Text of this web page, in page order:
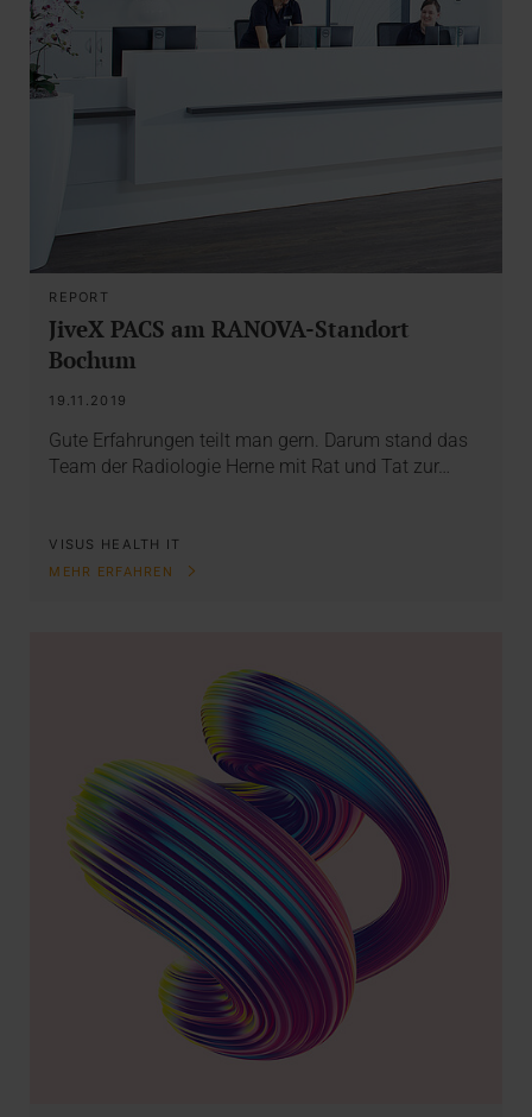
REPORT
JiveX PACS am RANOVA-Standort
Bochum
19.11.2019
Gute Erfahrungen teilt man gern. Darum stand das
Team der Radiologie Herne mit Rat und Tat zur…
VISUS HEALTH IT
MEHR ERFAHREN